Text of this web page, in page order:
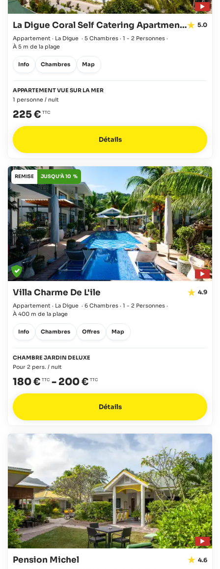
La Digue Coral Self Catering Apartments 5.0
Appartement · La Digue · 5 Chambres · 1 - 2 Personnes ·
À 5 m de la plage
Info Chambres Map
APPARTEMENT VUE SUR LA MER
1 personne / nuit
225 €
Détails
REMISE JUSQU'À 10 %
Villa Charme De L'ile 4.9
Appartement · La Digue · 6 Chambres · 1 - 2 Personnes ·
À 400 m de la plage
Info Chambres Offres Map
CHAMBRE JARDIN DELUXE
Pour 2 pers. / nuit
180 € - 200 €
Détails
Pension Michel 4.6